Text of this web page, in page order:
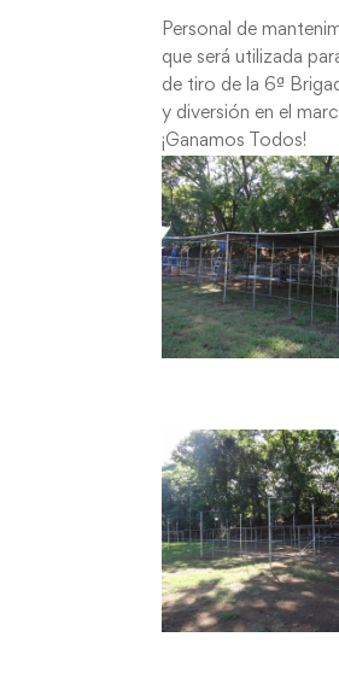
Personal de
que será utilizada
de tiro de la 6ª
y diversión en el
¡Ganamos Todos!